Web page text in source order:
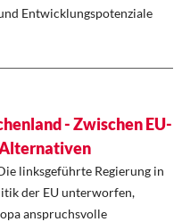
Entwicklungspotenziale
- Zwischen EU-
linksgeführte Regierung in
der EU unterworfen,
anspruchsvolle